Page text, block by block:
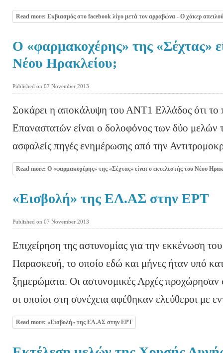
Read more: Εκβιασμός στο facebook λίγο μετά τον αρραβώνα - Ο χάκερ
Ο «φαρμακοχέρης» της «Σέχτας»
Νέου Ηρακλείου;
Published on 07 November 2013
Σοκάρει η αποκάλυψη του ΑΝΤ1 Ελλάδος ότι το
Επαναστατών είναι ο δολοφόνος των δύο
ασφαλείς πηγές ενημέρωσης από την
Read more: Ο «φαρμακοχέρης» της «Σέχτας» είναι ο εκτελεστής του Νέου
«Εισβολή» της ΕΛ.ΑΣ στην ΕΡΤ
Published on 07 November 2013
Επιχείρηση της αστυνομίας για την εκκένωση
Παρασκευή, το οποίο εδώ και μήνες ήταν υπό
ξημερώματα. Οι αστυνομικές Αρχές
οι οποίοι στη συνέχεια αφέθηκαν ελεύθεροι με
Read more: «Εισβολή» της ΕΛ.ΑΣ στην ΕΡΤ